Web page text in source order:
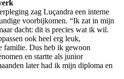
zag Luçandra een interne
voorbijkomen. “Ik zat in mijn
dacht: dit is precies wat ik wil.
ook heel erg leuk,
familie. Dus heb ik gewoon
en startte als junior
later had ik mijn diploma en